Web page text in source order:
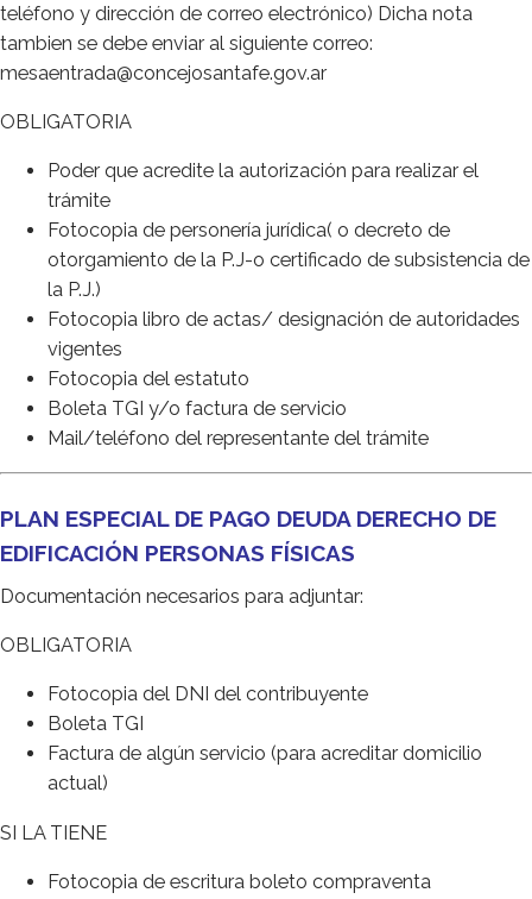
teléfono y dirección de correo electrónico) Dicha nota
tambien se debe enviar al siguiente correo:
mesaentrada@concejosantafe.gov.ar
OBLIGATORIA
Poder que acredite la autorización para realizar el
trámite
Fotocopia de personería jurídica( o decreto de
otorgamiento de la P.J-o certificado de subsistencia de
la P.J.)
Fotocopia libro de actas/ designación de autoridades
vigentes
Fotocopia del estatuto
Boleta TGI y/o factura de servicio
Mail/teléfono del representante del trámite
PLAN ESPECIAL DE PAGO DEUDA DERECHO DE
EDIFICACIÓN PERSONAS FÍSICAS
Documentación necesarios para adjuntar:
OBLIGATORIA
Fotocopia del DNI del contribuyente
Boleta TGI
Factura de algún servicio (para acreditar domicilio
actual)
SI LA TIENE
Fotocopia de escritura boleto compraventa